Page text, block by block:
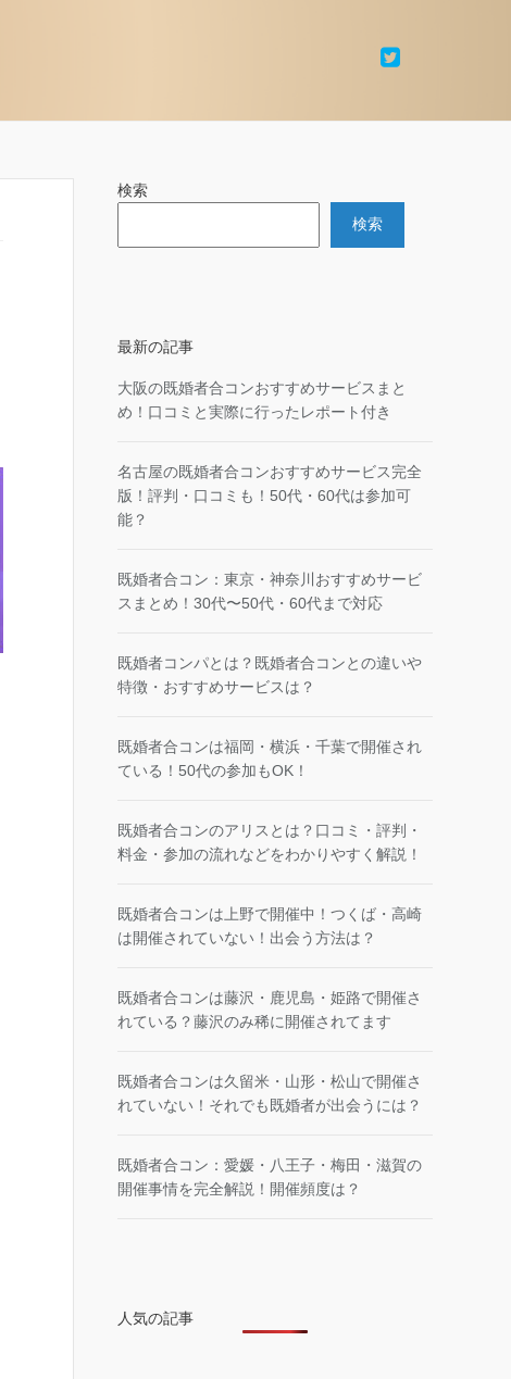
検索
検索
最新の記事
大阪の既婚者合コンおすすめサービスまと
め！口コミと実際に行ったレポート付き
名古屋の既婚者合コンおすすめサービス完全
版！評判・口コミも！50代・60代は参加可
能？
既婚者合コン：東京・神奈川おすすめサービ
スまとめ！30代〜50代・60代まで対応
既婚者コンパとは？既婚者合コンとの違いや
特徴・おすすめサービスは？
既婚者合コンは福岡・横浜・千葉で開催され
ている！50代の参加もOK！
既婚者合コンのアリスとは？口コミ・評判・
料金・参加の流れなどをわかりやすく解説！
既婚者合コンは上野で開催中！つくば・高崎
は開催されていない！出会う方法は？
既婚者合コンは藤沢・鹿児島・姫路で開催さ
れている？藤沢のみ稀に開催されてます
既婚者合コンは久留米・山形・松山で開催さ
れていない！それでも既婚者が出会うには？
既婚者合コン：愛媛・八王子・梅田・滋賀の
開催事情を完全解説！開催頻度は？
人気の記事